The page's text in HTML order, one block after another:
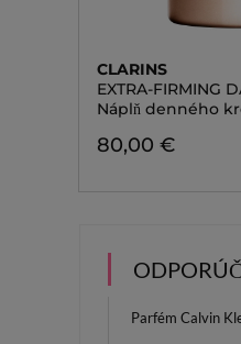
CLARINS
EXTRA-FIRMING
Náplň denného
80,00 €
Parfém Calvin